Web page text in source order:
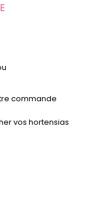
commande
vos hortensias